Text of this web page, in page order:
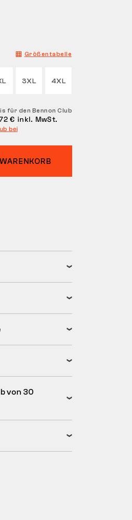
Größentabelle
3XL 4XL
für den Bennon Club
€ inkl. MwSt.
bei
von 30